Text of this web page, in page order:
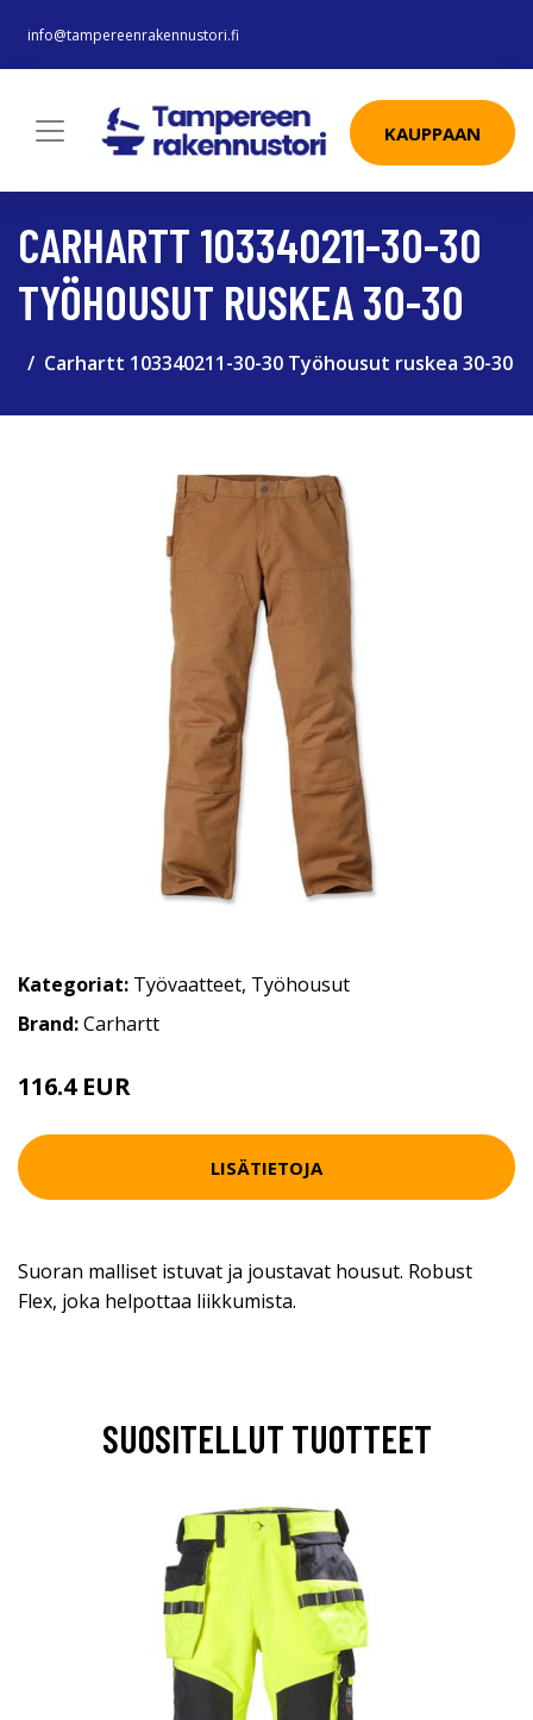
info@tampereenrakennustori.fi
KAUPPAAN
CARHARTT 103340211-30-30
TYÖHOUSUT RUSKEA 30-30
Carhartt 103340211-30-30 Työhousut ruskea 30-30
Kategoriat: Työvaatteet, Työhousut
Brand:Carhartt
116.4 EUR
LISÄTIETOJA
Suoran malliset istuvat ja joustavat housut. Robust
Flex, joka helpottaa liikkumista.
SUOSITELLUT TUOTTEET